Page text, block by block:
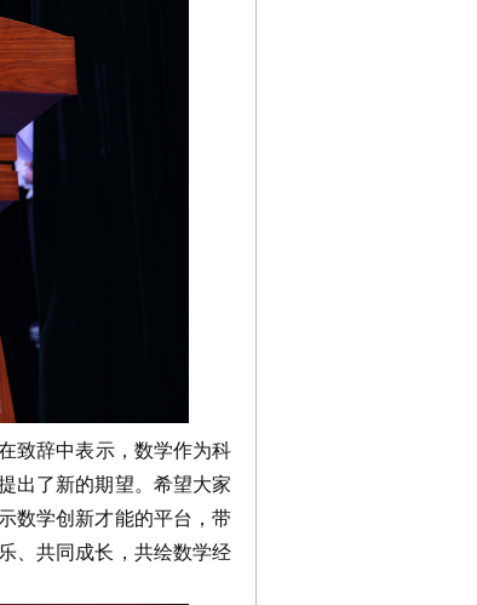
致辞中表示，数学作为科
出了新的期望。希望大家
数学创新才能的平台，带
、共同成长，共绘数学经